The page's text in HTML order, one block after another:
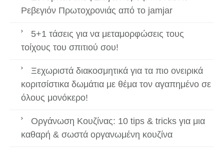
Ρεβεγιόν Πρωτοχρονιάς από το jamjar
5+1 τάσεις για να μεταμορφώσεις τους
τοίχους του σπιτιού σου!
Ξεχωριστά διακοσμητικά για τα πιο ονειρικά
κοριτσίστικα δωμάτια με θέμα τον αγαπημένο σε
όλους μονόκερο!
Οργάνωση Κουζίνας: 10 tips & tricks για μια
καθαρή & σωστά οργανωμένη κουζίνα